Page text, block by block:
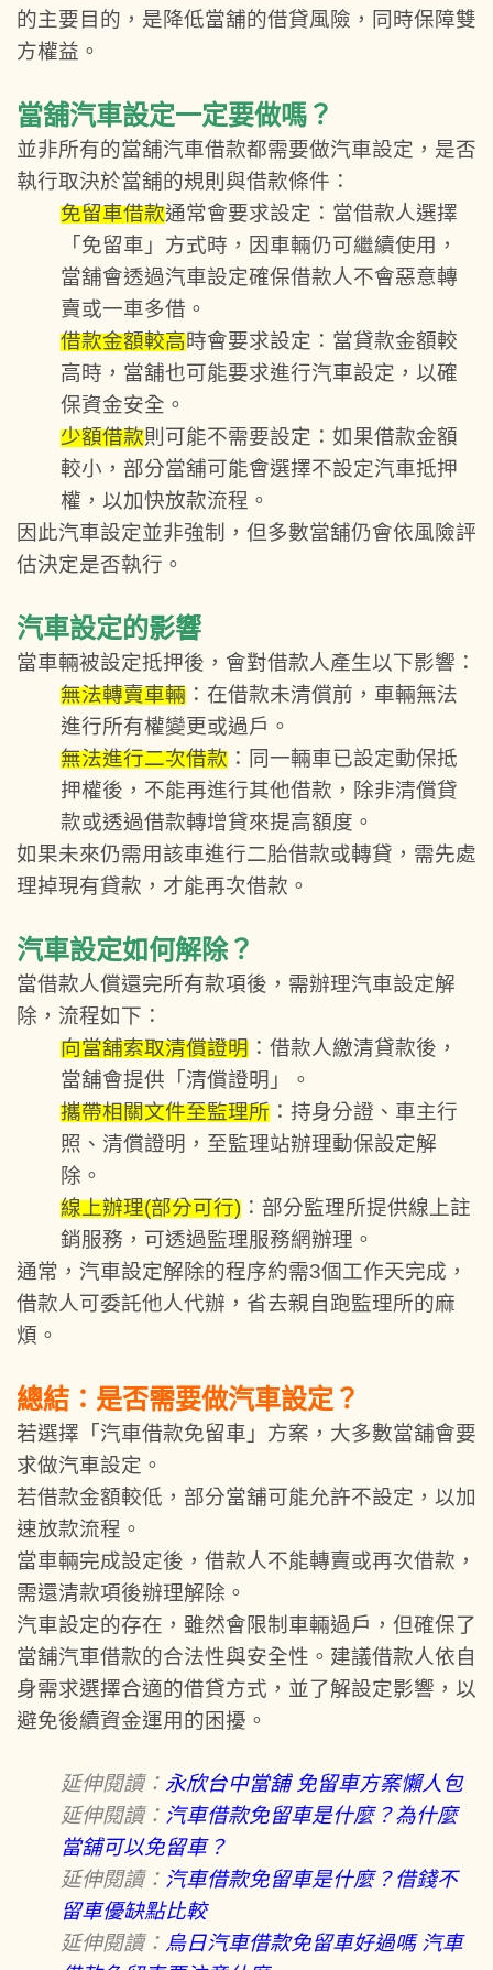
的主要目的，是降低當舖的借貸風險，同時保障雙
方權益。
當舖汽車設定一定要做嗎？
並非所有的當舖汽車借款都需要做汽車設定，是否
執行取決於當舖的規則與借款條件：
免留車借款通常會要求設定：當借款人選擇
「免留車」方式時，因車輛仍可繼續使用，
當舖會透過汽車設定確保借款人不會惡意轉
賣或一車多借。
借款金額較高時會要求設定：當貸款金額較
高時，當舖也可能要求進行汽車設定，以確
保資金安全。
少額借款則可能不需要設定：如果借款金額
較小，部分當舖可能會選擇不設定汽車抵押
權，以加快放款流程。
因此汽車設定並非強制，但多數當舖仍會依風險評
估決定是否執行。
汽車設定的影響
當車輛被設定抵押後，會對借款人產生以下影響：
無法轉賣車輛 ：在借款未清償前，車輛無法
進行所有權變更或過戶。
無法進行二次借款 ：同一輛車已設定動保抵
押權後，不能再進行其他借款，除非清償貸
款或透過借款轉增貸來提高額度。
如果未來仍需用該車進行二胎借款或轉貸，需先處
理掉現有貸款，才能再次借款。
汽車設定如何解除？
當借款人償還完所有款項後，需辦理汽車設定解
除，流程如下：
向當舖索取清償證明 ：借款人繳清貸款後，
當舖會提供「清償證明」。
攜帶相關文件至監理所 ：持身分證、車主行
照、清償證明，至監理站辦理動保設定解
除。
線上辦理(部分可行) ：部分監理所提供線上註
銷服務，可透過監理服務網辦理。
通常，汽車設定解除的程序約需3個工作天完成，
借款人可委託他人代辦，省去親自跑監理所的麻
煩。
總結：是否需要做汽車設定？
若選擇「汽車借款免留車」方案，大多數當舖會要
求做汽車設定。
若借款金額較低，部分當舖可能允許不設定，以加
速放款流程。
當車輛完成設定後，借款人不能轉賣或再次借款，
需還清款項後辦理解除。
汽車設定的存在，雖然會限制車輛過戶，但確保了
當舖汽車借款的合法性與安全性。建議借款人依自
身需求選擇合適的借貸方式，並了解設定影響，以
避免後續資金運用的困擾。
延伸閱讀： 永欣台中當舖 免留車方案懶人包
延伸閱讀： 汽車借款免留車是什麼？為什麼
當舖可以免留車？
延伸閱讀： 汽車借款免留車是什麼？借錢不
留車優缺點比較
延伸閱讀： 烏日汽車借款免留車好過嗎 汽車